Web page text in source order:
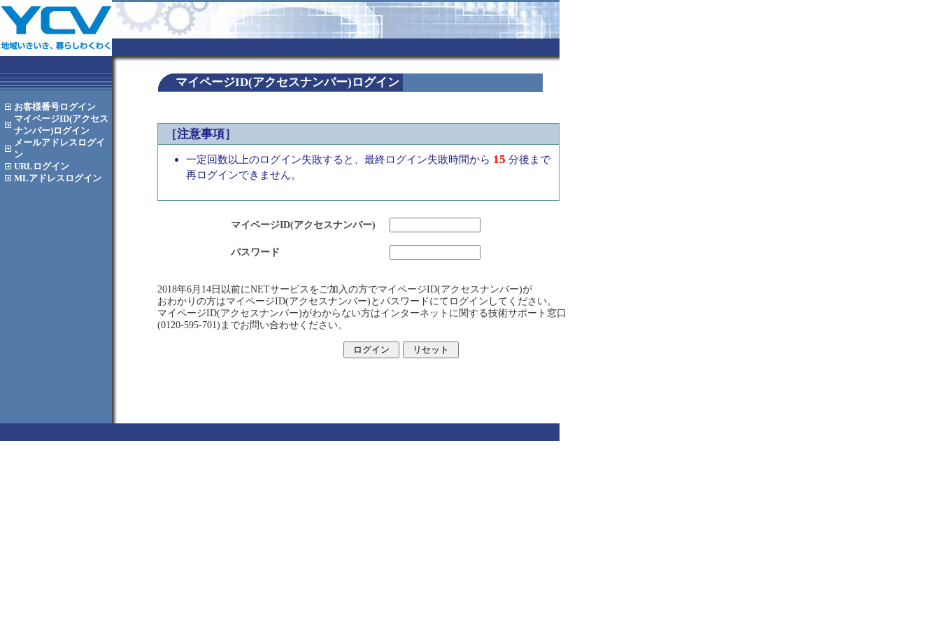
お客様番号ログイン
マイページID(アクセス
ナンバー)ログイン
メールアドレス ログイ
ン
URL ログイン
MLアドレス ログイン
マイページID(アクセスナンバー)ログイン
［注意事項］
一定回数以上のログイン失敗すると、最終ログイン失敗時間から 15 分後まで
再ログインできません。
マイページID(アクセスナンバー)
パスワード
2018年6月14日以前にNETサービスをご加入の方でマイページID(アクセスナンバー)が
おわかりの方はマイページID(アクセスナンバー)とパスワードにてログインしてください。
マイページID(アクセスナンバー)がわからない方はインターネットに関する技術サポート窓口
(0120-595-701)までお問い合わせください。